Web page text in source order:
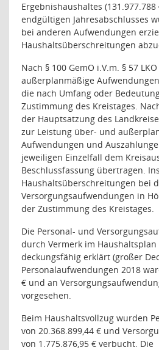
Ergebnishaushaltes
endgültigen Jahresabschlusses
bei anderen Aufwendungen
Haushaltsüberschreitungen
Nach § 100 GemO i.V.m. § 57
außerplanmäßige
die nach Umfang oder
Zustimmung des Kreistages.
der Hauptsatzung des
zur Leistung über- und
Aufwendungen und
jeweiligen Einzelfall dem
Beschlussfassung übertragen.
Haushaltsüberschreitungen bei
Versorgungsaufwendungen in
der Zustimmung des Kreistages.
Die Personal- und
durch Vermerk im
deckungsfähig erklärt (großer
Personalaufwendungen 2018
€ und an
vorgesehen.
Beim Haushaltsvollzug wurden
von 20.368.899,44 € und
von 1.775.876,95 € verbucht. Die